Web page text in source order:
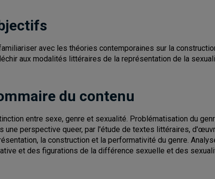
avec les théories contemporaines sur la
aux modalités littéraires de la représentation de la
du contenu
entre sexe, genre et sexualité. Problématisation du
une perspective queer, par l'étude de textes littéraires,
la construction et la performativité du genre.
et des figurations de la différence sexuelle et des